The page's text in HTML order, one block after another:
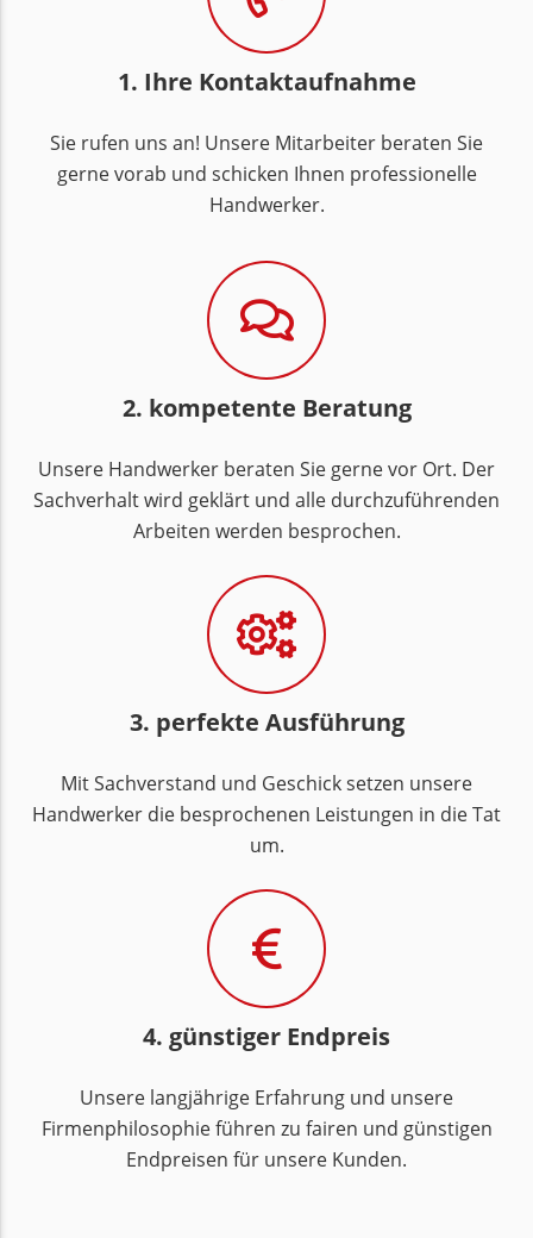
1. Ihre Kontaktaufnahme
Sie rufen uns an! Unsere Mitarbeiter beraten Sie
gerne vorab und schicken Ihnen professionelle
Handwerker.
2. kompetente Beratung
Unsere Handwerker beraten Sie gerne vor Ort. Der
Sachverhalt wird geklärt und alle durchzuführenden
Arbeiten werden besprochen.
3. perfekte Ausführung
Mit Sachverstand und Geschick setzen unsere
Handwerker die besprochenen Leistungen in die Tat
um.
4. günstiger Endpreis
Unsere langjährige Erfahrung und unsere
Firmenphilosophie führen zu fairen und günstigen
Endpreisen für unsere Kunden.